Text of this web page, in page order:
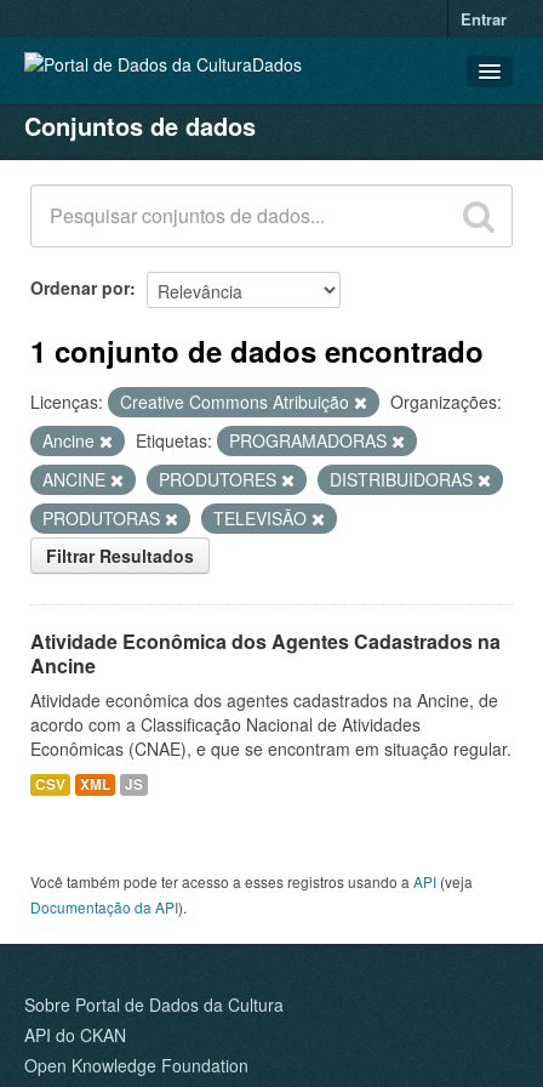
Entrar
CONJUNTOS DE DADOS
ORGANIZAÇÕES
GRUPOS
SOBRE
Conjuntos de dados
Ordenar por
1 conjunto de dados encontrado
Licenças: Creative Commons Atribuição
Organizações:
Ancine
Etiquetas:
PROGRAMADORAS
ANCINE
PRODUTORES
DISTRIBUIDORAS
PRODUTORAS
TELEVISÃO
Filtrar Resultados
Atividade Econômica dos Agentes Cadastrados na
Ancine
Atividade econômica dos agentes cadastrados na Ancine, de
acordo com a Classificação Nacional de Atividades
Econômicas (CNAE), e que se encontram em situação regular.
CSV XML JS
Você também pode ter acesso a esses registros usando a API (veja
Documentação da API).
Sobre Portal de Dados da Cultura
API do CKAN
Open Knowledge Foundation